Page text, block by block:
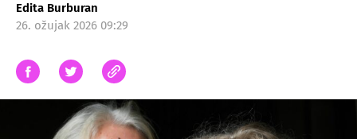
Edita Burburan
26. ožujak 2026 09:29